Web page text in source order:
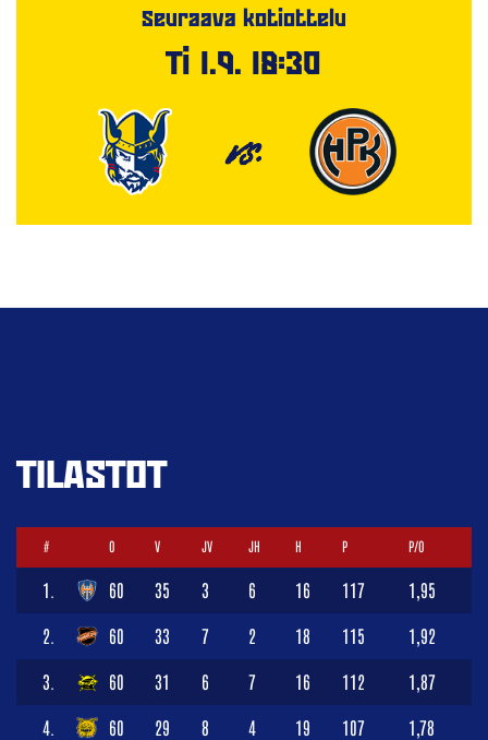
Seuraava kotiottelu
Ti 1.9. 18:30
VS.
TILASTOT
# O V JV JH H P P/O
1. 60 35 3 6 16 117 1,95
2. 60 33 7 2 18 115 1,92
3. 60 31 6 7 16 112 1,87
4. 60 29 8 4 19 107 1,78